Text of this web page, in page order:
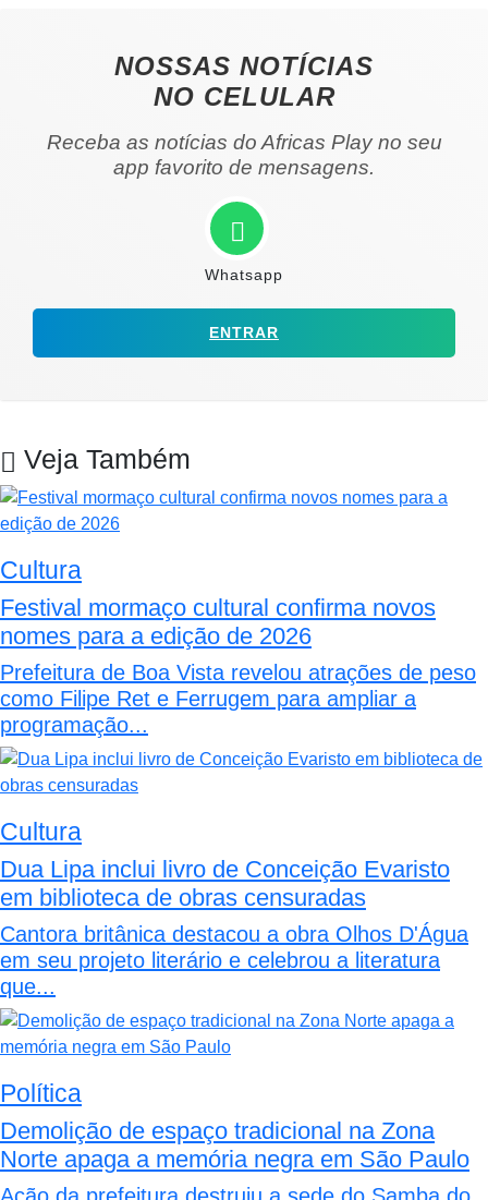
NOSSAS NOTÍCIAS
NO CELULAR
Receba as notícias do Africas Play no seu
app favorito de mensagens.
Whatsapp
ENTRAR
Veja Também
Cultura
Festival mormaço cultural confirma novos
nomes para a edição de 2026
Prefeitura de Boa Vista revelou atrações de peso
como Filipe Ret e Ferrugem para ampliar a
programação...
Cultura
Dua Lipa inclui livro de Conceição Evaristo
em biblioteca de obras censuradas
Cantora britânica destacou a obra Olhos D'Água
em seu projeto literário e celebrou a literatura
que...
Política
Demolição de espaço tradicional na Zona
Norte apaga a memória negra em São Paulo